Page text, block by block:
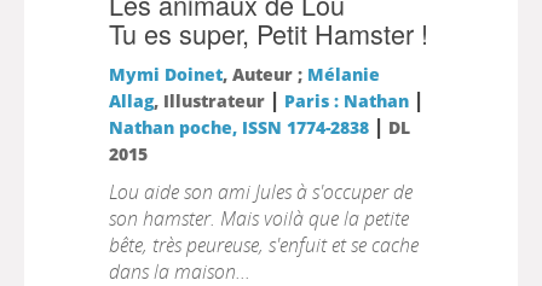
Tu es super, Petit Hamster !
Mymi Doinet, Auteur ; Mélanie
Allag, Illustrateur | Paris : Nathan|
Nathan poche, ISSN 1774-2838| DL
2015
Lou aide son ami Jules à s'occuper de
son hamster. Mais voilà que la petite
bête, très peureuse, s'enfuit et se cache
dans la maison...